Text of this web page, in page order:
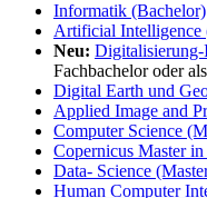
Informatik (Bachelor)
Artificial Intelligence
Neu: Digitalisierung-
Fachbachelor oder
Digital Earth und
Applied Image and
Computer Science
Copernicus Master
Data- Science
Human Computer